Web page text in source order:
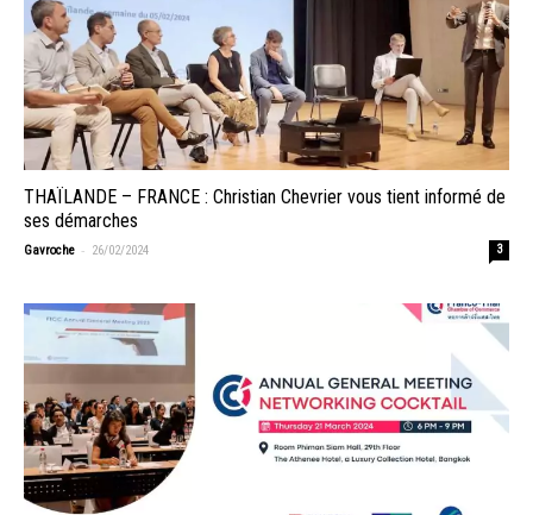
THAÏLANDE – FRANCE : Christian Chevrier vous tient informé de
ses démarches
Gavroche - 26/02/2024 3